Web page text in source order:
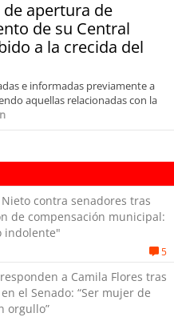
apertura de
de su Central
a la crecida del
e informadas previamente a
aquellas relacionadas con la
contra senadores tras
de compensación municipal:
indolente"
5
a Camila Flores tras
el Senado: “Ser mujer de
orgullo”